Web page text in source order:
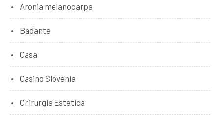
Aronia melanocarpa
Badante
Casa
Casino Slovenia
Chirurgia Estetica